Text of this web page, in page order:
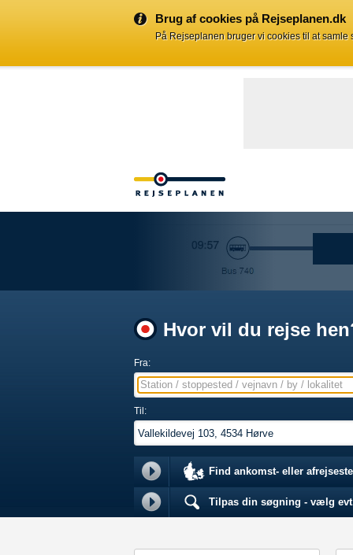
Brug af cookies på Rejseplanen.dk
På Rejseplanen bruger vi cookies til at
Hvor vil du rejse
Fra:
Station / stoppested / vejnavn / by / lokalitet
Til:
Find ankomst- eller
Tilpas din søgning - vælg